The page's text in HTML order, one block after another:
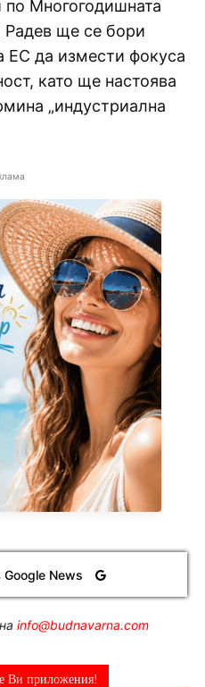
по Многогодишната
ще се бори
ЕС да измести фокуса
като ще настоява
„индустриална
News
info@budnavarna.com
Ви приложения!